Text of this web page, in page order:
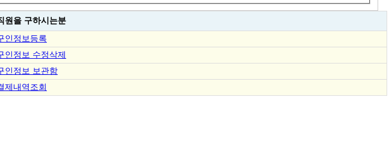
원을 구하시는분
인정보등록
인정보 수정삭제
인정보 보관함
제내역조회